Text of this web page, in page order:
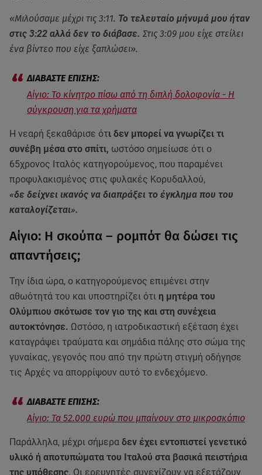
«Μιλούσαμε μέχρι τις 3:11. Το τελευταίο μήνυμά μου ήταν
στις 3:22 αλλά δεν το διάβασε. Στις 3:09 μου είχε στείλει
ένα βίντεο που είχε ξαπλώσει».
Αίγιο: Το κίνητρο πίσω από τη διπλή δολοφονία - Η
σύγκρουση για τα χρήματα
Η νεαρή ξεκαθάρισε ότι δεν μπορεί να γνωρίζει τι
συνέβη μέσα στο σπίτι, ωστόσο σημείωσε ότι ο
65χρονος Ιταλός κατηγορούμενος, που παραμένει
προφυλακισμένος στις φυλακές Κορυδαλλού,
«δε δείχνει ικανός να διαπράξει το έγκλημα που του
καταλογίζεται».
Αίγιο: Η σκούπα – ρομπότ θα δώσει τις
απαντήσεις;
Την ίδια ώρα, ο κατηγορούμενος επιμένει στην
αθωότητά του και υποστηρίζει ότι η μητέρα του
Ολύμπιου σκότωσε τον γιο της και στη συνέχεια
αυτοκτόνησε. Ωστόσο, η ιατροδικαστική εξέταση έχει
καταγράψει τραύματα και σημάδια πάλης στο σώμα της
γυναίκας, γεγονός που από την πρώτη στιγμή οδήγησε
τις Αρχές να απορρίψουν αυτό το ενδεχόμενο.
Αίγιο: Τα 52.000 ευρώ που μπαίνουν στο μικροσκόπιο
Παράλληλα, μέχρι σήμερα δεν έχει εντοπιστεί γενετικό
υλικό ή αποτυπώματα του Ιταλού στα βασικά πειστήρια
της υπόθεσης. Οι ερευνητές συνεχίζουν να εξετάζουν